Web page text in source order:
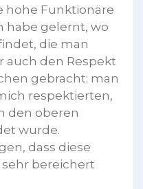
hohe Funktionäre
habe gelernt, wo
die man
auch den Respekt
gebracht: man
respektierten,
den oberen
wurde.
dass diese
bereichert